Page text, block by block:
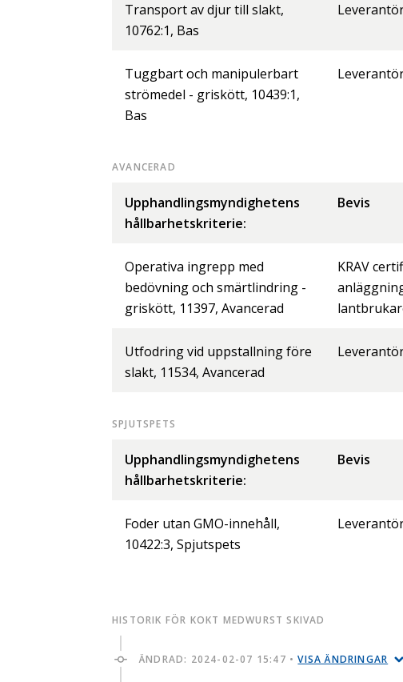
Transport av djur till slakt,
10762:1, Bas
Tuggbart och manipulerbart
strömedel - griskött, 10439:1,
Bas
AVANCERAD
Upphandlingsmyndighetens
hållbarhetskriterie:
Bevis
Operativa ingrepp med
bedövning och smärtlindring -
griskött, 11397, Avancerad
KRAV
Utfodring vid uppstallning före
slakt, 11534, Avancerad
SPJUTSPETS
Upphandlingsmyndighetens
hållbarhetskriterie:
Bevis
Foder utan GMO-innehåll,
10422:3, Spjutspets
HISTORIK FÖR KOKT MEDWURST SKIVAD
ÄNDRAD: 2024-02-07 15:47 •VISA ÄNDRINGAR